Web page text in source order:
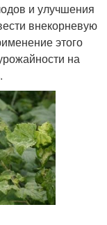
и улучшения
внекорневую
этого
на